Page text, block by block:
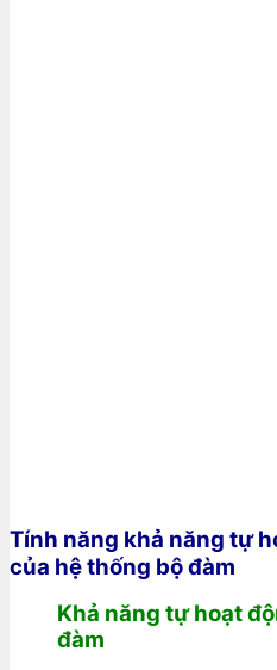
Tính năng khả năng tự
của hệ thống bộ đàm
Khả năng tự hoạt
đàm